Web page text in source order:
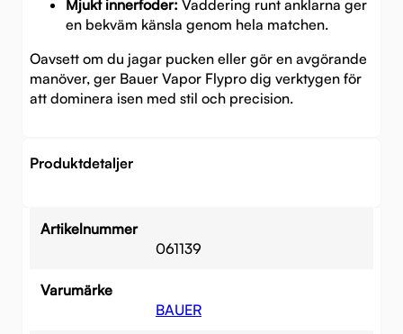
Mjukt innerfoder: Vaddering runt anklarna ger
en bekväm känsla genom hela matchen.
Oavsett om du jagar pucken eller gör en avgörande
manöver, ger Bauer Vapor Flypro dig verktygen för
att dominera isen med stil och precision.
Produktdetaljer
Artikelnummer
061139
Varumärke
BAUER